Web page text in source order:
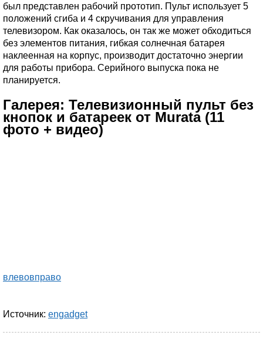
был представлен рабочий прототип. Пульт использует 5
положений сгиба и 4 скручивания для управления
телевизором. Как оказалось, он так же может обходиться
без элементов питания, гибкая солнечная батарея
наклеенная на корпус, производит достаточно энергии
для работы прибора. Серийного выпуска пока не
планируется.
Галерея: Телевизионный пульт без
кнопок и батареек от Murata (11
фото + видео)
влевовправо
Источник: engadget